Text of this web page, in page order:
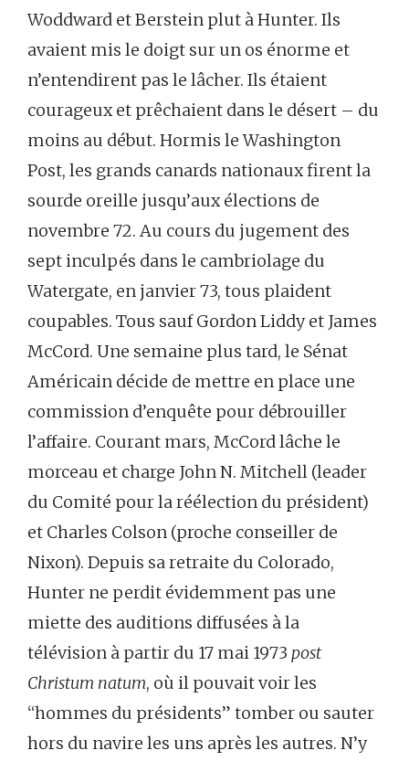
Woddward et Berstein plut à Hunter. Ils
avaient mis le doigt sur un os énorme et
n’entendirent pas le lâcher. Ils étaient
courageux et prêchaient dans le désert – du
moins au début. Hormis le Washington
Post, les grands canards nationaux firent la
sourde oreille jusqu’aux élections de
novembre 72. Au cours du jugement des
sept inculpés dans le cambriolage du
Watergate, en janvier 73, tous plaident
coupables. Tous sauf Gordon Liddy et James
McCord. Une semaine plus tard, le Sénat
Américain décide de mettre en place une
commission d’enquête pour débrouiller
l’affaire. Courant mars, McCord lâche le
morceau et charge John N. Mitchell (leader
du Comité pour la réélection du président)
et Charles Colson (proche conseiller de
Nixon). Depuis sa retraite du Colorado,
Hunter ne perdit évidemment pas une
miette des auditions diffusées à la
télévision à partir du 17 mai 1973 post
Christum natum, où il pouvait voir les
“hommes du présidents” tomber ou sauter
hors du navire les uns après les autres. N’y